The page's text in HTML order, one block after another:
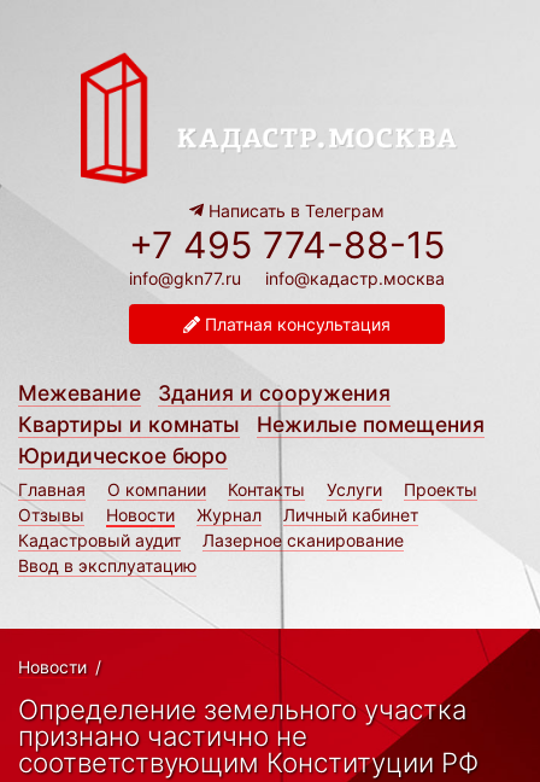
Написать в Телеграм
+7 495 774-88-15
info@gkn77.ru info@кадастр.москва
Платная консультация
Межевание
Здания и сооружения
Квартиры и комнаты
Нежилые помещения
Юридическое бюро
Главная О компании Контакты Услуги
Проекты
Отзывы
Новости Журнал
Личный кабинет
Кадастровый аудит
Лазерное сканирование
Ввод в эксплуатацию
Новости /
Определение земельного участка
признано частично не
соответствующим Конституции РФ